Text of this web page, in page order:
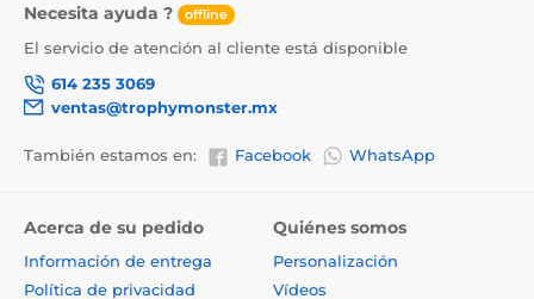
Necesita ayuda ? offline
El servicio de atención al cliente está disponible
614 235 3069
ventas@trophymonster.mx
También estamos en: Facebook WhatsApp
Acerca de su pedido
Información de entrega
Política de privacidad
Quiénes somos
Personalización
Vídeos